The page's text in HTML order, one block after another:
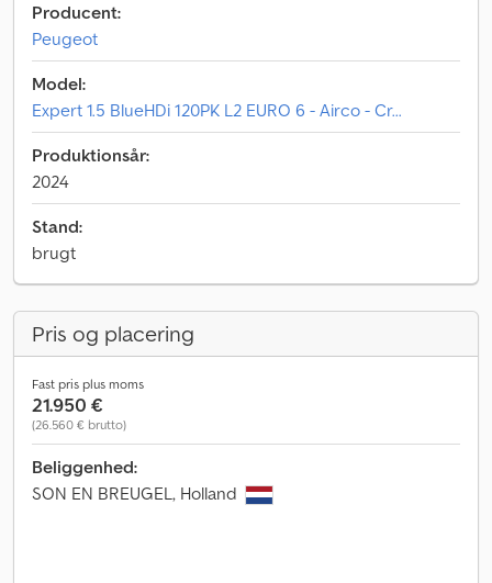
Producent:
Peugeot
Model:
Expert 1.5 BlueHDi 120PK L2 EURO 6 - Airco - Cr...
Produktionsår:
2024
Stand:
brugt
Pris og placering
Fast pris plus moms
21.950 €
(26.560 € brutto)
Beliggenhed:
SON EN BREUGEL, Holland